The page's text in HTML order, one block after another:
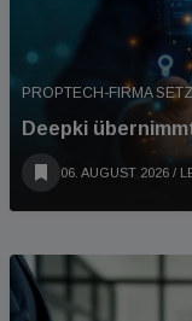
PROPTECH-FIRMA
Deepki
06. AUGUST 2026 /